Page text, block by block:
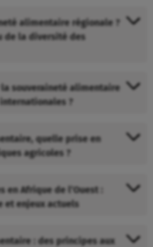
alimentaire régionale ?
de la diversité des
souveraineté alimentaire
?
quelle prise en
agricoles ?
Afrique de l’Ouest :
et enjeux actuels
: des principes aux